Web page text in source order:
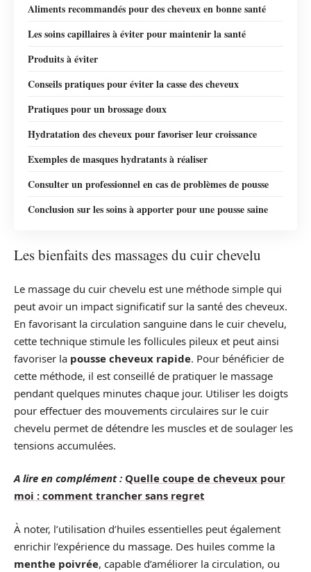
Aliments recommandés pour des cheveux en bonne santé
Les soins capillaires à éviter pour maintenir la santé
Produits à éviter
Conseils pratiques pour éviter la casse des cheveux
Pratiques pour un brossage doux
Hydratation des cheveux pour favoriser leur croissance
Exemples de masques hydratants à réaliser
Consulter un professionnel en cas de problèmes de pousse
Conclusion sur les soins à apporter pour une pousse saine
Les bienfaits des massages du cuir chevelu
Le massage du cuir chevelu est une méthode simple qui
peut avoir un impact significatif sur la santé des cheveux.
En favorisant la circulation sanguine dans le cuir chevelu,
cette technique stimule les follicules pileux et peut ainsi
favoriser la pousse cheveux rapide. Pour bénéficier de
cette méthode, il est conseillé de pratiquer le massage
pendant quelques minutes chaque jour. Utiliser les doigts
pour effectuer des mouvements circulaires sur le cuir
chevelu permet de détendre les muscles et de soulager les
tensions accumulées.
A lire en complément : Quelle coupe de cheveux pour
moi : comment trancher sans regret
À noter, l’utilisation d’huiles essentielles peut également
enrichir l’expérience du massage. Des huiles comme la
menthe poivrée, capable d’améliorer la circulation, ou